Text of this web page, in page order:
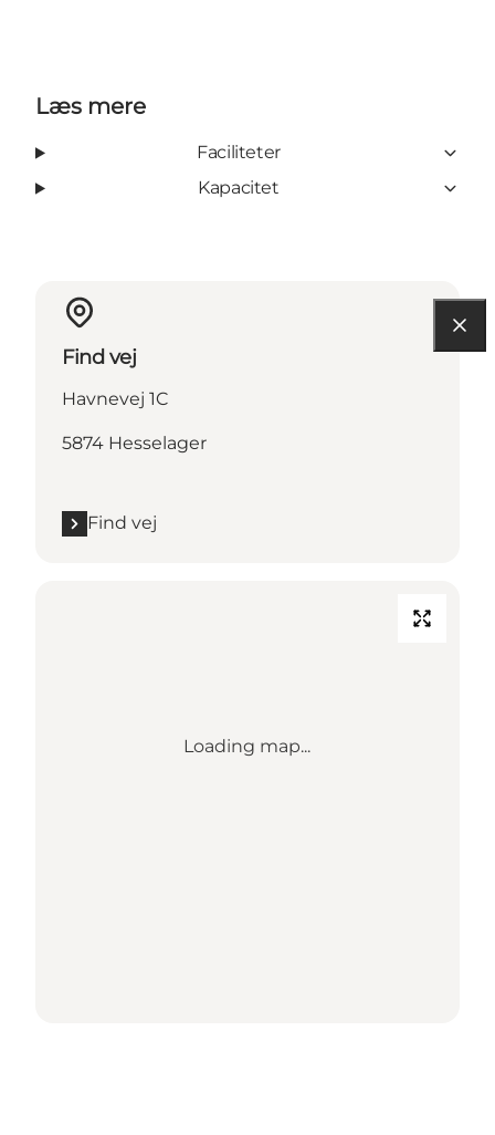
Læs mere
Faciliteter
Kapacitet
Find vej
Havnevej 1C
5874 Hesselager
Find vej
Loading map...